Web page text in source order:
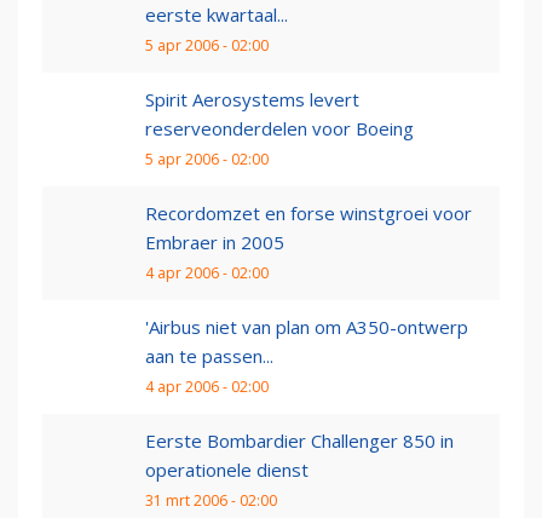
eerste kwartaal...
5 apr 2006 - 02:00
Spirit Aerosystems levert
reserveonderdelen voor Boeing
5 apr 2006 - 02:00
Recordomzet en forse winstgroei voor
Embraer in 2005
4 apr 2006 - 02:00
'Airbus niet van plan om A350-ontwerp
aan te passen...
4 apr 2006 - 02:00
Eerste Bombardier Challenger 850 in
operationele dienst
31 mrt 2006 - 02:00